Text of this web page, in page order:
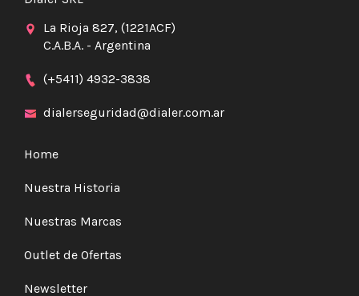
La Rioja 827, (1221ACF)
C.A.B.A. - Argentina
(+5411) 4932-3838
dialerseguridad@dialer.com.ar
Home
Nuestra Historia
Nuestras Marcas
Outlet de Ofertas
Newsletter